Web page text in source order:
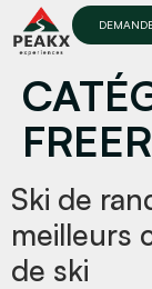
Ski de
meilleurs
de ski